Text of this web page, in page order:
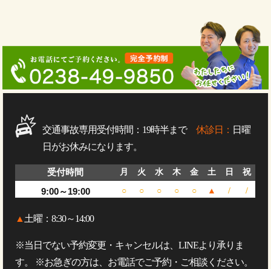
交通事故専用受付時間：19時半まで休診日： 日曜
日がお休みになります。
受付時間 月 火 水 木 金 土 日 祝
9:00～19:00 ○ ○ ○ ○ ○ ▲ / /
▲ 土曜：8:30～14:00
※当日でない予約変更・キャンセルは、LINEより承りま
す。 ※お急ぎの方は、お電話でご予約・ご相談ください。